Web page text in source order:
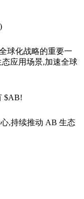
球化战略的重要一
应用场景,加速全球
$AB!
,持续推动 AB 生态